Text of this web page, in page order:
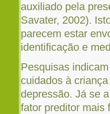
auxiliado pela
Savater, 2002).
parecem estar
identificação e
Pesquisas
cuidados à
depressão. Já se
fator preditor mais